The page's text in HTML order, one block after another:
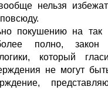
нельзя
покушению на так
полно, закон
который
не могут